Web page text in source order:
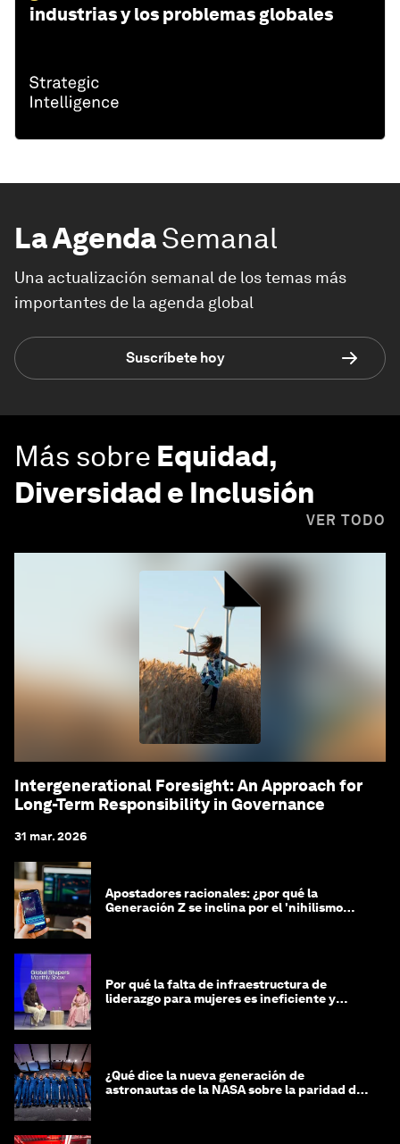
industrias y los problemas globales
La AgendaSemanal
Una actualización semanal de los temas más
importantes de la agenda global
Suscríbete hoy
Más sobre Equidad,
Diversidad e Inclusión
VER TODO
Intergenerational Foresight: An Approach for
Long-Term Responsibility in Governance
31 mar. 2026
Apostadores racionales: ¿por qué la
Generación Z se inclina por el 'nihilismo
Por qué la falta de infraestructura de
liderazgo para mujeres es ineficiente y
¿Qué dice la nueva generación de
astronautas de la NASA sobre la paridad de